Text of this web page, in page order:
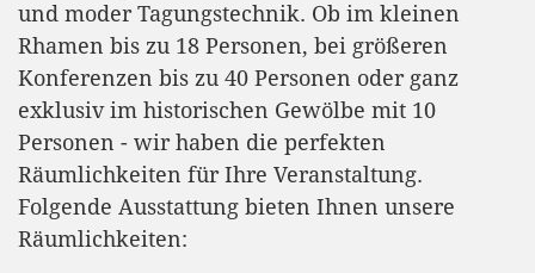
und moder Tagungstechnik. Ob im kleinen
Rhamen bis zu 18 Personen, bei größeren
Konferenzen bis zu 40 Personen oder ganz
exklusiv im historischen Gewölbe mit 10
Personen - wir haben die perfekten
Räumlichkeiten für Ihre Veranstaltung.
Folgende Ausstattung bieten Ihnen unsere
Räumlichkeiten: